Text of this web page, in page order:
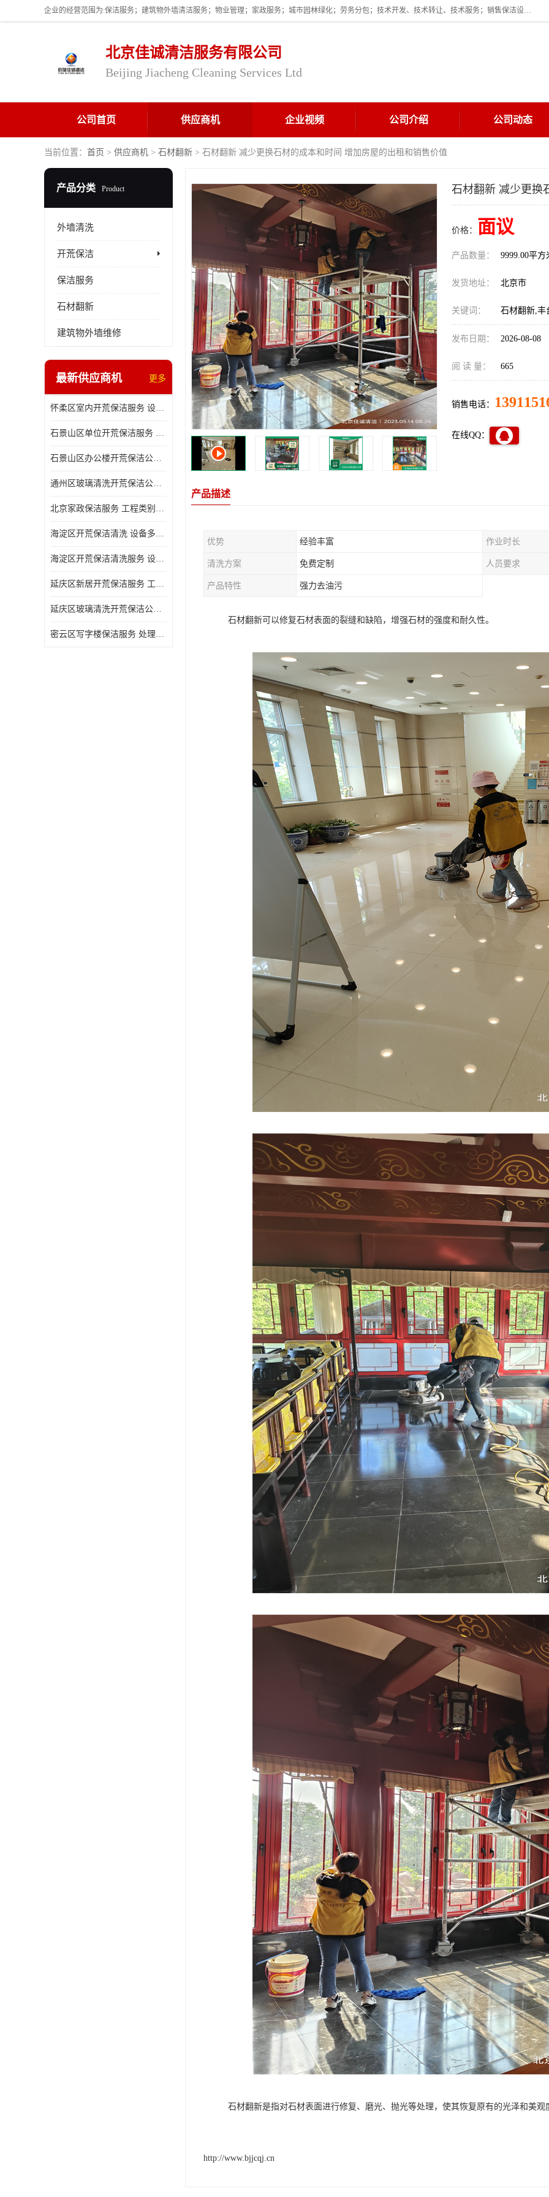
企业的经营范围为:保洁服务；建筑物外墙清洁服务；物业管理；家政服务；城市园林绿化；劳务分包；技术开发、技术转让、技术服务；销售保洁设备、卫生用品、化工产品（不含危险化学品及一类易制毒化学品）、日用品、办公设备、建筑材料、装饰材料；图文设计；清洁服务（不含餐具消毒）；中央空调维修；工程设计；施工总承包；专业承包。
北京佳诚清洁服务有限公司
Beijing Jiacheng Cleaning Services Ltd
公司首页 供应商机 企业视频 公司介绍 公司动态
当前位置： 首页 > 供应商机 > 石材翻新 > 石材翻新 减少更换石材的成本和时间 增加房屋的出租和销售价值
产品分类 Product
外墙清洗
开荒保洁
保洁服务
石材翻新
建筑物外墙维修
最新供应商机 更多
怀柔区室内开荒保洁服务 设备多样 减轻日后打理工作
石景山区单位开荒保洁服务 省心省力 便于人员尽快入住
石景山区办公楼开荒保洁公司 设备多样 清洁知识全面
通州区玻璃清洗开荒保洁公司电话 省心省力 有效消除隐患
北京家政保洁服务 工程类别多 有效消除隐患
海淀区开荒保洁清洗 设备多样 避免会留下卫生死角
海淀区开荒保洁清洗服务 设备多样 清洁知识全面
延庆区新居开荒保洁服务 工程类别多 避免会留下卫生死角
延庆区玻璃清洗开荒保洁公司电话 处理细致 清洁知识全面
密云区写字楼保洁服务 处理细致 避免会留下卫生死角
石材翻新 减少更换
价格： 面议
产品数量： 9999.00平方
发货地址： 北京市
关键词： 石材翻新,丰
发布日期： 2026-08-08
阅 读 量： 665
销售电话：
在线QQ：
产品描述
优势 经验丰富 作业时长
清洗方案 免费定制 人员要求
产品特性 强力去油污
石材翻新可以修复石材表面的裂缝和缺陷，增强石材的强度和耐久性。
石材翻新是指对石材表面进行修复、磨光、抛光等处理，使其恢复原有的光泽和美观
http://www.bjjcqj.cn